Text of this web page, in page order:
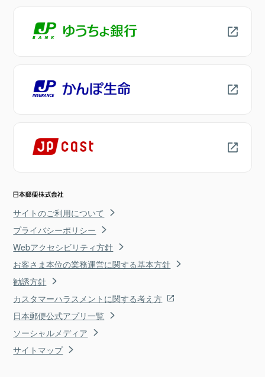
サイトのご利用について
プライバシーポリシー
Webアクセシビリティ方針
お客さま本位の業務運営に関する基本方針
勧誘方針
カスタマーハラスメントに関する考え方
日本郵便公式アプリ一覧
ソーシャルメディア
サイトマップ